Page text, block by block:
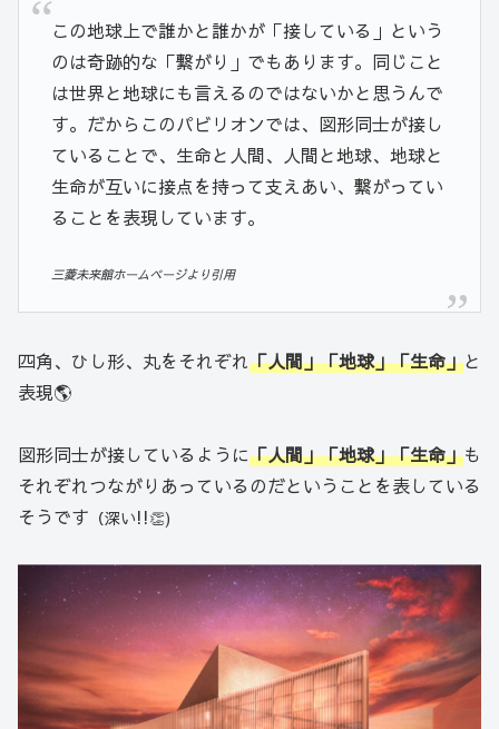
この地球上で誰かと誰かが「接している」という
のは奇跡的な「繋がり」でもあります。同じこと
は世界と地球にも言えるのではないかと思うんで
す。だからこのパビリオンでは、図形同士が接し
ていることで、生命と人間、人間と地球、地球と
生命が互いに接点を持って支えあい、繋がってい
ることを表現しています。
三菱未来館ホームページより引用
四角、ひし形、丸をそれぞれ「人間」「地球」「生命」と
表現🌎
図形同士が接しているように「人間」「地球」「生命」も
それぞれつながりあっているのだということを表している
そうです （深い!!👏)